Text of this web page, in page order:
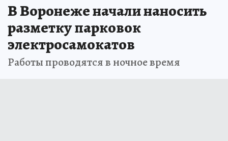
В Воронеже начали наносить
разметку парковок
электросамокатов
Работы проводятся в ночное время